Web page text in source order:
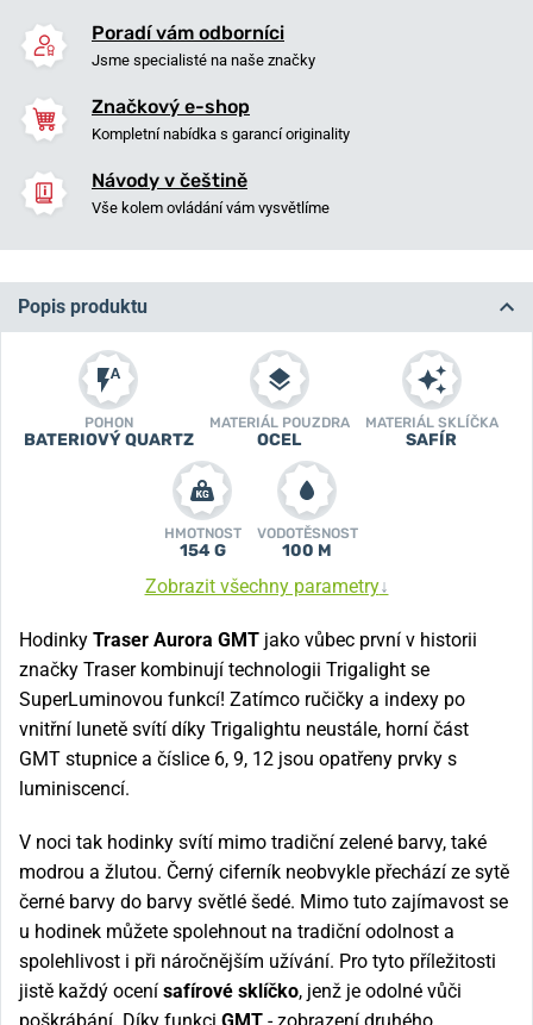
Poradí vám odborníci
Jsme specialisté na naše značky
Značkový e-shop
Kompletní nabídka s garancí originality
Návody v češtině
Vše kolem ovládání vám vysvětlíme
Popis produktu
POHON
BATERIOVÝ QUARTZ
MATERIÁL POUZDRA
OCEL
MATERIÁL SKLÍČKA
SAFÍR
HMOTNOST
154 G
VODOTĚSNOST
100 M
Zobrazit všechny parametry↓
Hodinky Traser Aurora GMT jako vůbec první v historii
značky Traser kombinují technologii Trigalight se
SuperLuminovou funkcí! Zatímco ručičky a indexy po
vnitřní lunetě svítí díky Trigalightu neustále, horní část
GMT stupnice a číslice 6, 9, 12 jsou opatřeny prvky s
luminiscencí.
V noci tak hodinky svítí mimo tradiční zelené barvy, také
modrou a žlutou. Černý ciferník neobvykle přechází ze sytě
černé barvy do barvy světlé šedé. Mimo tuto zajímavost se
u hodinek můžete spolehnout na tradiční odolnost a
spolehlivost i při náročnějším užívání. Pro tyto příležitosti
jistě každý ocení safírové sklíčko, jenž je odolné vůči